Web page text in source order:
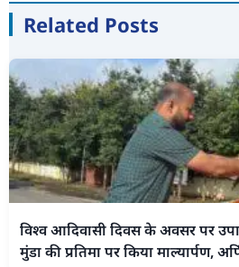
Related Posts
विश्व आदिवासी दिवस के अवसर पर
मुंडा की प्रतिमा पर किया माल्यार्पण,